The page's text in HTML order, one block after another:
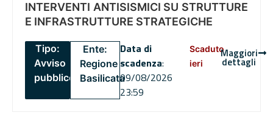
INTERVENTI ANTISISMICI SU STRUTTURE
E INFRASTRUTTURE STRATEGICHE
Tipo:
Avviso
pubblico
Ente:
Regione
Basilicata
Data di
scadenza:
09/08/2026
23:59
Scaduto
ieri
Maggiori
dettagli